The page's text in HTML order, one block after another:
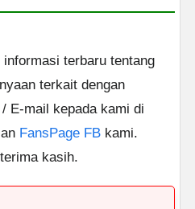
terbaru tentang
terkait dengan
E-mail kepada kami di
FansPage FB kami.
kasih.